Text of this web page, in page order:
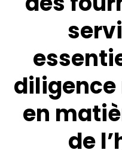
en
de